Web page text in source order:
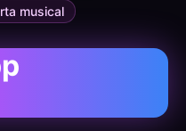
musical